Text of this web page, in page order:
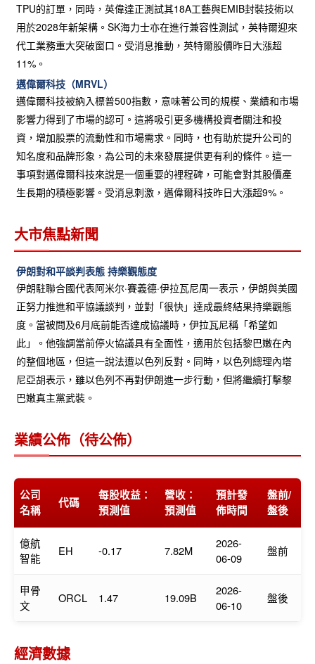
TPU的訂單，同時，英偉達正測試其18A工藝與EMIB封裝技術以
用於2028年新架構。SK海力士亦在進行兼容性測試，英特爾迎來
代工業務重大突破窗口。受消息推動，英特爾股價昨日大漲超
11%。
邁偉爾科技（MRVL）
邁偉爾科技被納入標普500指數，意味著公司的規模、業績和市場
影響力得到了市場的認可。這將吸引更多機構投資者關注和投
資，增加股票的流動性和市場需求。同時，也有助於提升公司的
知名度和品牌形象，為公司的未來發展提供更有利的條件。這一
事項對邁偉爾科技來說是一個重要的裡程碑，可能會對其股價產
生長期的積極影響。受消息刺激，邁偉爾科技昨日大漲超9%。
大市焦點新聞
伊朗對和平談判表態 持樂觀態度
伊朗駐聯合國代表阿米尔·賽義德·伊拉瓦尼周一表示，伊朗與美國
正努力推進和平協議談判，並對「很快」達成最終結果持樂觀態
度。當被問及6月底前能否達成協議時，伊拉瓦尼稱「希望如
此」。他強調當前停火協議具有全面性，適用於包括黎巴嫩在內
的整個地區，但這一說法遭以色列反對。同時，以色列總理內塔
尼亞胡表示，雖以色列不再對伊朗進一步行動，但將繼續打擊黎
巴嫩真主黨武裝。
業績公佈（待公佈）
公司
名稱
代碼
每股收益：
預測值
營收：
預測值
預計發
佈時間
盤前/
盤後
億航
智能
EH -0.17 7.82M
2026-
06-09
盤前
甲骨
文
ORCL 1.47 19.09B
2026-
06-10
盤後
經濟數據